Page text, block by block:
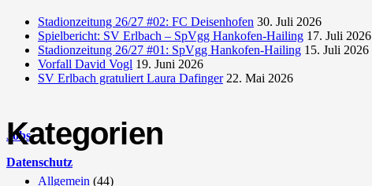
Stadionzeitung 26/27 #02: FC Deisenhofen 30. Juli 2026
Spielbericht: SV Erlbach – SpVgg Hankofen-Hailing 17. Juli 2026
Stadionzeitung 26/27 #01: SpVgg Hankofen-Hailing 15. Juli 2026
Vorfall David Vogl 19. Juni 2026
SV Erlbach gratuliert Laura Dafinger 22. Mai 2026
Kategorien
Allgemein (44)
Jobs
Datenschutz